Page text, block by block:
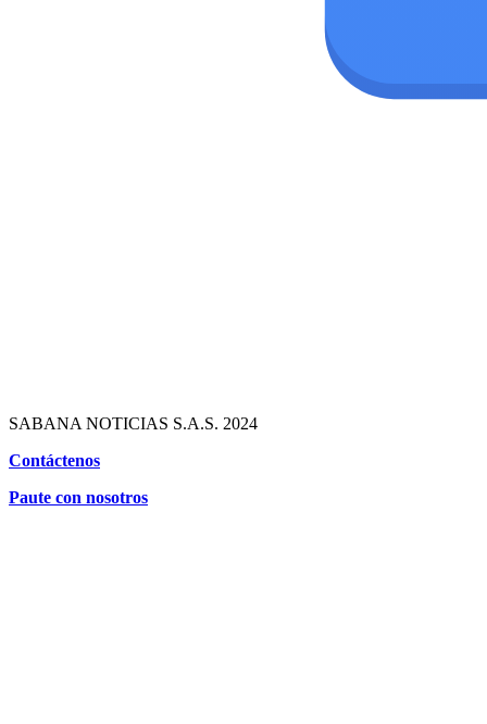
SABANA NOTICIAS S.A.S. 2024
Contáctenos
Paute con nosotros